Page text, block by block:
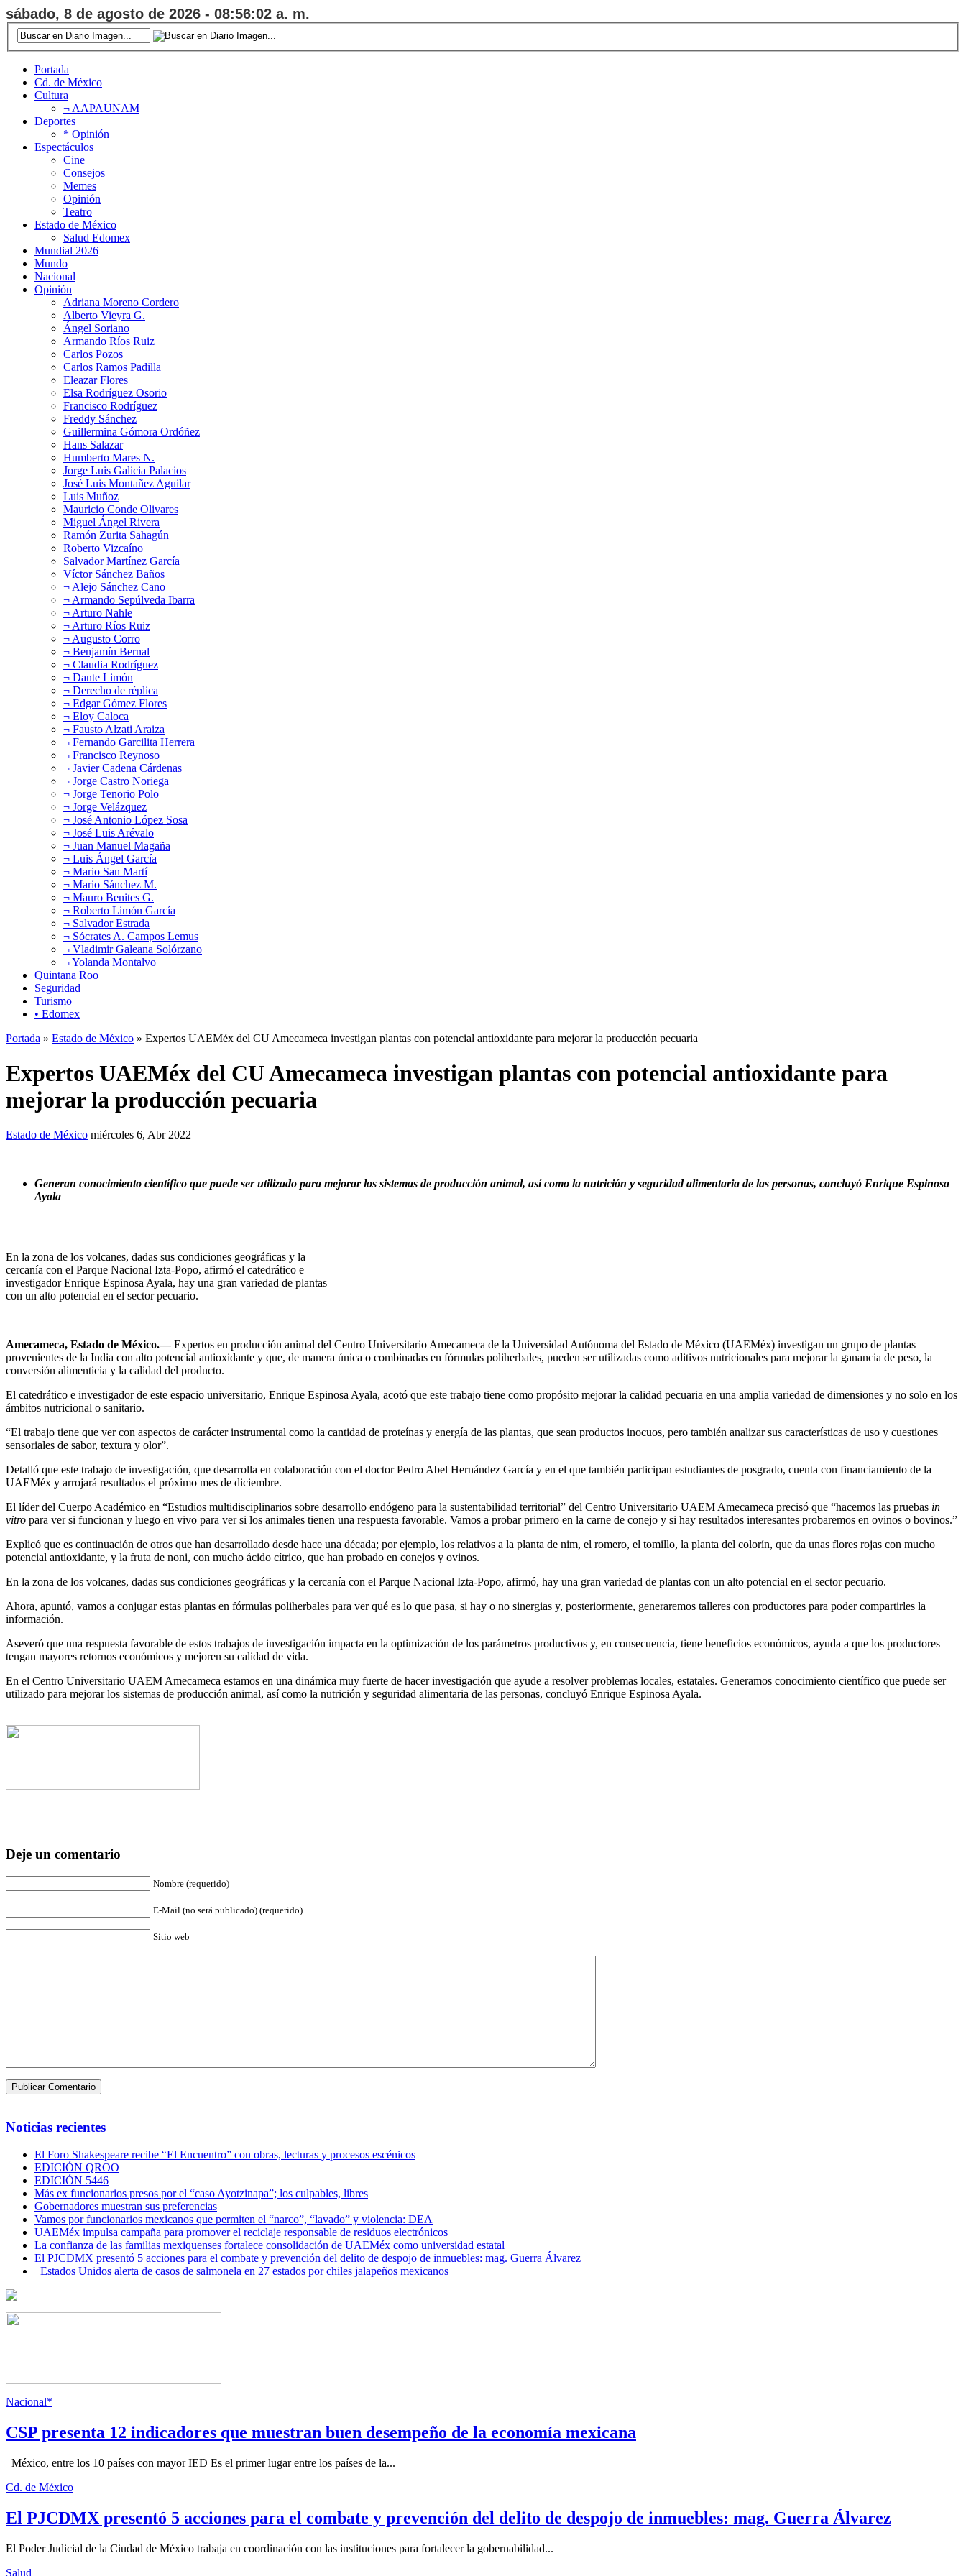
sábado, 8 de agosto de 2026 - 08:56:03 a. m.
Portada
Cd. de México
Cultura
¬ AAPAUNAM
Deportes
* Opinión
Espectáculos
Cine
Consejos
Memes
Opinión
Teatro
Estado de México
Salud Edomex
Mundial 2026
Mundo
Nacional
Opinión
Adriana Moreno Cordero
Alberto Vieyra G.
Ángel Soriano
Armando Ríos Ruiz
Carlos Pozos
Carlos Ramos Padilla
Eleazar Flores
Elsa Rodríguez Osorio
Francisco Rodríguez
Freddy Sánchez
Guillermina Gómora Ordóñez
Hans Salazar
Humberto Mares N.
Jorge Luis Galicia Palacios
José Luis Montañez Aguilar
Luis Muñoz
Mauricio Conde Olivares
Miguel Ángel Rivera
Ramón Zurita Sahagún
Roberto Vizcaíno
Salvador Martínez García
Víctor Sánchez Baños
¬ Alejo Sánchez Cano
¬ Armando Sepúlveda Ibarra
¬ Arturo Nahle
¬ Arturo Ríos Ruiz
¬ Augusto Corro
¬ Benjamín Bernal
¬ Claudia Rodríguez
¬ Dante Limón
¬ Derecho de réplica
¬ Edgar Gómez Flores
¬ Eloy Caloca
¬ Fausto Alzati Araiza
¬ Fernando Garcilita Herrera
¬ Francisco Reynoso
¬ Javier Cadena Cárdenas
¬ Jorge Castro Noriega
¬ Jorge Tenorio Polo
¬ Jorge Velázquez
¬ José Antonio López Sosa
¬ José Luis Arévalo
¬ Juan Manuel Magaña
¬ Luis Ángel García
¬ Mario San Martí
¬ Mario Sánchez M.
¬ Mauro Benites G.
¬ Roberto Limón García
¬ Salvador Estrada
¬ Sócrates A. Campos Lemus
¬ Vladimir Galeana Solórzano
¬ Yolanda Montalvo
Quintana Roo
Seguridad
Turismo
• Edomex
Portada » Estado de México » Expertos UAEMéx del CU Amecameca investigan plantas con potencial antioxidante para mejorar la producción pecuaria
Expertos UAEMéx del CU Amecameca investigan plantas con potencial antioxidante para
mejorar la producción pecuaria
Estado de México miércoles 6, Abr 2022
Generan conocimiento científico que puede ser utilizado para mejorar los sistemas de producción animal, así como la nutrición y seguridad alimentaria de las personas, concluyó Enrique Espinosa
Ayala
En la zona de los volcanes, dadas sus condiciones geográficas y la
cercanía con el Parque Nacional Izta-Popo, afirmó el catedrático e
investigador Enrique Espinosa Ayala, hay una gran variedad de plantas
con un alto potencial en el sector pecuario.
Amecameca, Estado de México.—Expertos en producción animal del Centro Universitario Amecameca de la Universidad Autónoma del Estado de México (UAEMéx) investigan un grupo de plantas
provenientes de la India con alto potencial antioxidante y que, de manera única o combinadas en fórmulas poliherbales, pueden ser utilizadas como aditivos nutricionales para mejorar la ganancia de peso, la
conversión alimenticia y la calidad del producto.
El catedrático e investigador de este espacio universitario, Enrique Espinosa Ayala, acotó que este trabajo tiene como propósito mejorar la calidad pecuaria en una amplia variedad de dimensiones y no solo en los
ámbitos nutricional o sanitario.
“El trabajo tiene que ver con aspectos de carácter instrumental como la cantidad de proteínas y energía de las plantas, que sean productos inocuos, pero también analizar sus características de uso y cuestiones
sensoriales de sabor, textura y olor”.
Detalló que este trabajo de investigación, que desarrolla en colaboración con el doctor Pedro Abel Hernández García y en el que también participan estudiantes de posgrado, cuenta con financiamiento de la
UAEMéx y arrojará resultados el próximo mes de diciembre.
El líder del Cuerpo Académico en “Estudios multidisciplinarios sobre desarrollo endógeno para la sustentabilidad territorial” del Centro Universitario UAEM Amecameca precisó que “hacemos las pruebas in
vitro para ver si funcionan y luego en vivo para ver si los animales tienen una respuesta favorable. Vamos a probar primero en la carne de conejo y si hay resultados interesantes probaremos en ovinos o bovinos.”
Explicó que es continuación de otros que han desarrollado desde hace una década; por ejemplo, los relativos a la planta de nim, el romero, el tomillo, la planta del colorín, que da unas flores rojas con mucho
potencial antioxidante, y la fruta de noni, con mucho ácido cítrico, que han probado en conejos y ovinos.
En la zona de los volcanes, dadas sus condiciones geográficas y la cercanía con el Parque Nacional Izta-Popo, afirmó, hay una gran variedad de plantas con un alto potencial en el sector pecuario.
Ahora, apuntó, vamos a conjugar estas plantas en fórmulas poliherbales para ver qué es lo que pasa, si hay o no sinergias y, posteriormente, generaremos talleres con productores para poder compartirles la
información.
Aseveró que una respuesta favorable de estos trabajos de investigación impacta en la optimización de los parámetros productivos y, en consecuencia, tiene beneficios económicos, ayuda a que los productores
tengan mayores retornos económicos y mejoren su calidad de vida.
En el Centro Universitario UAEM Amecameca estamos en una dinámica muy fuerte de hacer investigación que ayude a resolver problemas locales, estatales. Generamos conocimiento científico que puede ser
utilizado para mejorar los sistemas de producción animal, así como la nutrición y seguridad alimentaria de las personas, concluyó Enrique Espinosa Ayala.
Deje un comentario
Nombre (requerido)
E-Mail (no será publicado) (requerido)
Sitio web
Noticias recientes
El Foro Shakespeare recibe “El Encuentro” con obras, lecturas y procesos escénicos
EDICIÓN QROO
EDICIÓN 5446
Más ex funcionarios presos por el “caso Ayotzinapa”; los culpables, libres
Gobernadores muestran sus preferencias
Vamos por funcionarios mexicanos que permiten el “narco”, “lavado” y violencia: DEA
UAEMéx impulsa campaña para promover el reciclaje responsable de residuos electrónicos
La confianza de las familias mexiquenses fortalece consolidación de UAEMéx como universidad estatal
El PJCDMX presentó 5 acciones para el combate y prevención del delito de despojo de inmuebles: mag. Guerra Álvarez
Estados Unidos alerta de casos de salmonela en 27 estados por chiles jalapeños mexicanos
Nacional*
CSP presenta 12 indicadores que muestran buen desempeño de la economía mexicana
México, entre los 10 países con mayor IED Es el primer lugar entre los países de la...
Cd. de México
El PJCDMX presentó 5 acciones para el combate y prevención del delito de despojo de inmuebles: mag. Guerra Álvarez
El Poder Judicial de la Ciudad de México trabaja en coordinación con las instituciones para fortalecer la gobernabilidad...
Salud